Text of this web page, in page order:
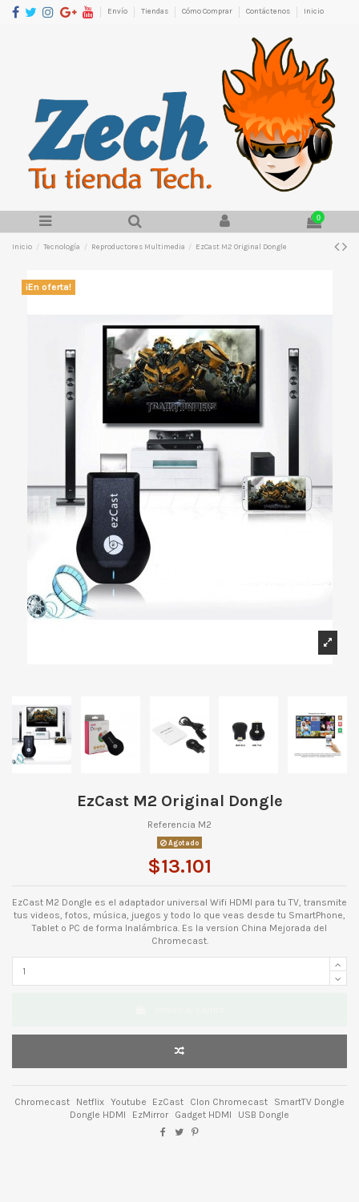
Envío Tiendas Cómo Comprar Contáctenos Inicio
0
Inicio Tecnología Reproductores Multimedia EzCast M2 Original Dongle
¡En oferta!
EzCast M2 Original Dongle
Referencia M2
Agotado
$13.101
EzCast M2 Dongle es el adaptador universal Wifi HDMI para tu TV, transmite
tus videos, fotos, música, juegos y todo lo que veas desde tu SmartPhone,
Tablet o PC de forma Inalámbrica. Es la version China Mejorada del
Chromecast.
Chromecast Netflix Youtube EzCast Clon Chromecast
SmartTV Dongle
Dongle HDMI
EzMirror Gadget HDMI USB Dongle